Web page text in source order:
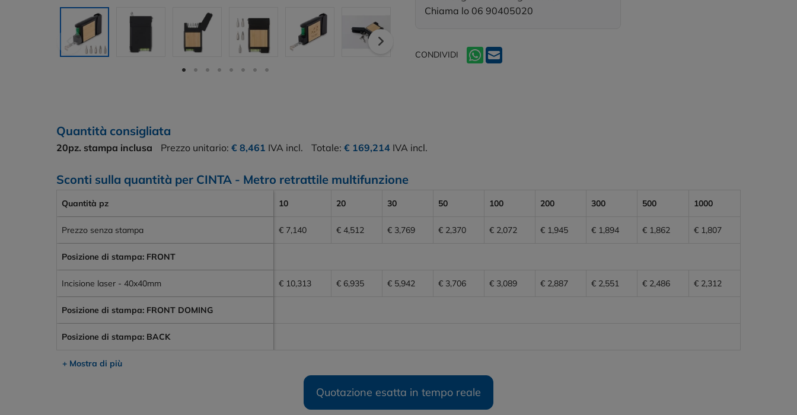
Chiama lo 06 90405020
CONDIVIDI
Quantità consigliata
20pz. stampa inclusa Prezzo unitario: € 8,461 IVA incl. Totale: € 169,214 IVA incl.
Sconti sulla quantità per CINTA - Metro retrattile multifunzione
Quantità pz 10 20 30 50 100 200 300 500 1000
Prezzo senza stampa € 7,140 € 4,512 € 3,769 € 2,370 € 2,072 € 1,945 € 1,894 € 1,862 € 1,807
Posizione di stampa: FRONT
Incisione laser - 40x40mm € 10,313 € 6,935 € 5,942 € 3,706 € 3,089 € 2,887 € 2,551 € 2,486 € 2,312
Posizione di stampa: FRONT DOMING
Posizione di stampa: BACK
+ Mostra di più
Quotazione esatta in tempo reale